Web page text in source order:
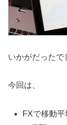
いかがだったで
今回は、
FXで移動